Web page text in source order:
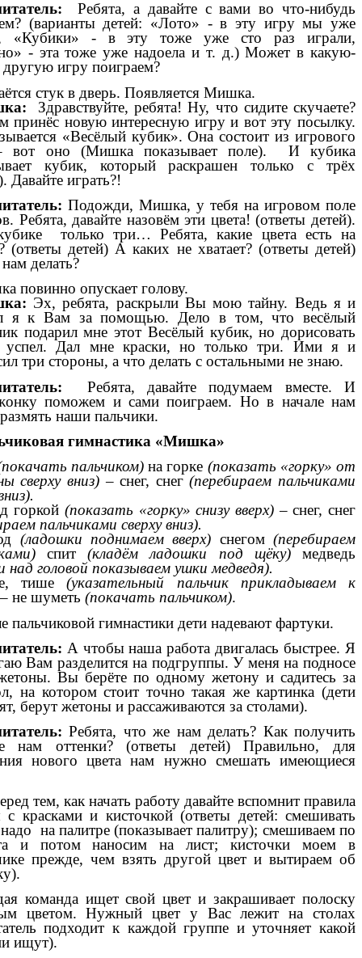
Ребята, а давайте с вами во что-нибудь
(варианты детей: «Лото» - в эту игру мы уже
«Кубики» - в эту тоже уже сто раз играли,
- эта тоже уже надоела и т. д.) Может в какую-
игру поиграем?
стук в дверь. Появляется Мишка.
Здравствуйте, ребята! Ну, что сидите скучаете?
принёс новую интересную игру и вот эту посылку.
«Весёлый кубик». Она состоит из игрового
вот оно (Мишка показывает поле). И кубика
кубик, который раскрашен только с трёх
Давайте играть?!
Подожди, Мишка, у тебя на игровом поле
Ребята, давайте назовём эти цвета! (ответы детей).
только три… Ребята, какие цвета есть на
(ответы детей) А каких не хватает? (ответы детей)
делать?
повинно опускает голову.
Эх, ребята, раскрыли Вы мою тайну. Ведь я и
я к Вам за помощью. Дело в том, что весёлый
подарил мне этот Весёлый кубик, но дорисовать
успел. Дал мне краски, но только три. Ими я и
три стороны, а что делать с остальными не знаю.
Ребята, давайте подумаем вместе. И
поможем и сами поиграем. Но в начале нам
наши пальчики.
гимнастика «Мишка»
пальчиком) на горке (показать «горку» от
сверху вниз) – снег, снег(перебираем пальчиками
горкой (показать «горку» снизу вверх)– снег, снег
пальчиками сверху вниз).
(ладошки поднимаем вверх) снегом (перебираем
спит(кладём ладошки под щёку) медведь
над головой показываем ушки медведя).
тише(указательный пальчик прикладываем к
не шуметь (покачать пальчиком).
пальчиковой гимнастики дети надевают фартуки.
А чтобы наша работа двигалась быстрее. Я
Вам разделится на подгруппы. У меня на подносе
Вы берёте по одному жетону и садитесь за
на котором стоит точно такая же картинка (дети
берут жетоны и рассаживаются за столами).
Ребята, что же нам делать? Как получить
нам оттенки? (ответы детей) Правильно, для
нового цвета нам нужно смешать имеющиеся
тем, как начать работу давайте вспомнит правила
с красками и кисточкой (ответы детей: смешивать
на палитре (показывает палитру); смешиваем по
и потом наносим на лист; кисточки моем в
прежде, чем взять другой цвет и вытираем об
команда ищет свой цвет и закрашивает полоску
цветом. Нужный цвет у Вас лежит на столах
подходит к каждой группе и уточняет какой
ищут).